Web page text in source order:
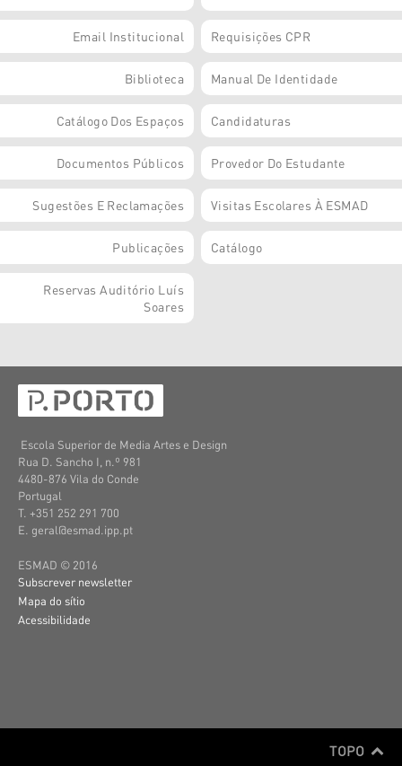
Email Institucional Requisições CPR
Biblioteca Manual De Identidade
Catálogo Dos Espaços Candidaturas
Documentos Públicos Provedor Do Estudante
Sugestões E Reclamações Visitas Escolares À ESMAD
Publicações Catálogo
Reservas Auditório Luís
Soares
Escola Superior de Media Artes e Design
Rua D. Sancho I, n.º 981
4480-876 Vila do Conde
Portugal
T. +351 252 291 700
E. geral@esmad.ipp.pt
ESMAD © 2016
Subscrever newsletter
Mapa do sítio
Acessibilidade
TOPO